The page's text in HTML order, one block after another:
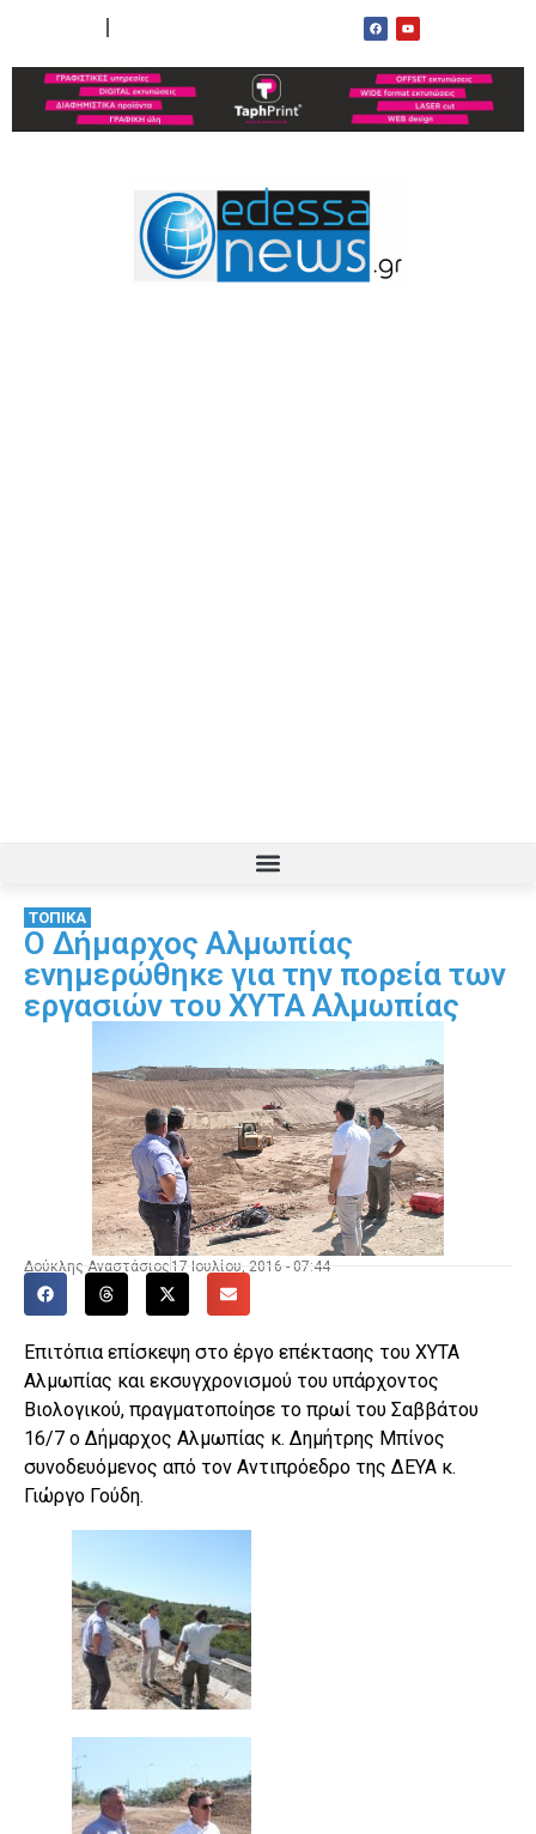
ΤΟΠΙΚΑ
Ο Δήμαρχος Αλμωπίας
ενημερώθηκε για την πορεία των
εργασιών του ΧΥΤΑ Αλμωπίας
Δούκλης Αναστάσιος 17 Ιουλίου, 2016 - 07:44
Επιτόπια επίσκεψη στο έργο επέκτασης του ΧΥΤΑ
Αλμωπίας και εκσυγχρονισμού του υπάρχοντος
Βιολογικού, πραγματοποίησε το πρωί του Σαββάτου
16/7 ο Δήμαρχος Αλμωπίας κ. Δημήτρης Μπίνος
συνοδευόμενος από τον Αντιπρόεδρο της ΔΕΥΑ κ.
Γιώργο Γούδη.